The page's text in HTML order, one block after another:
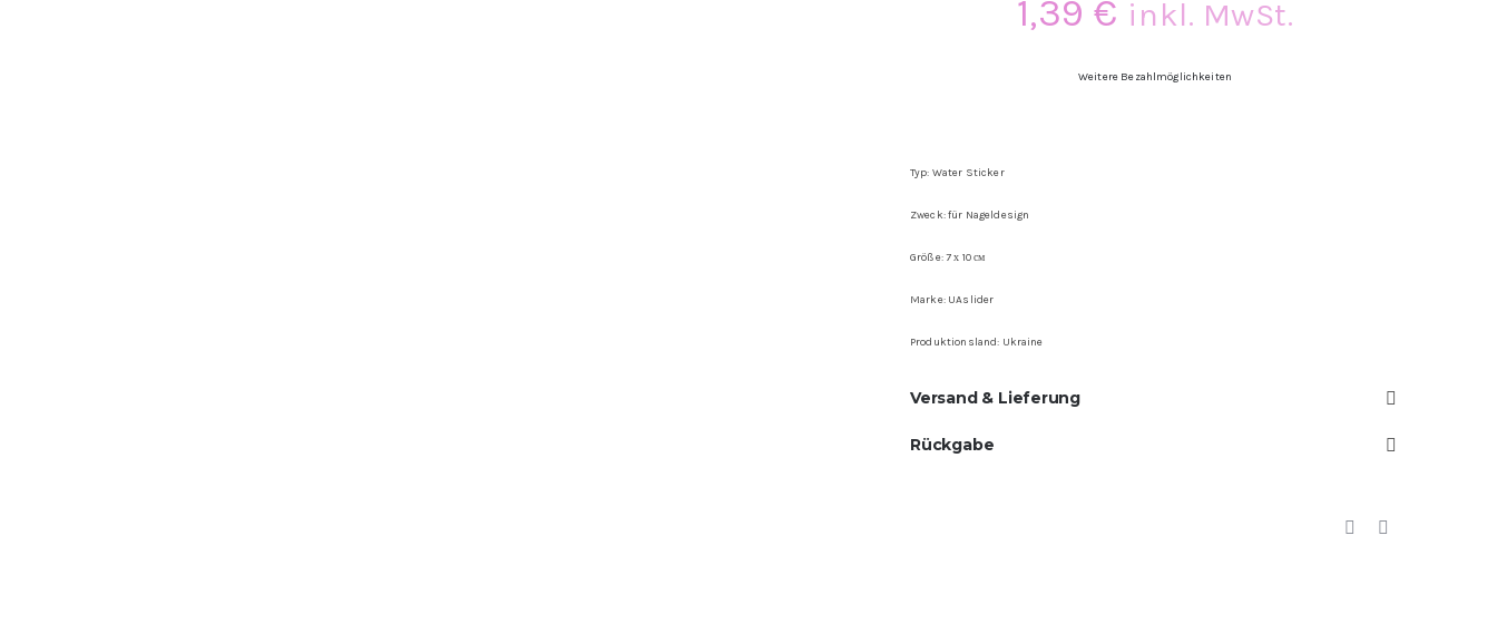
1,39€ inkl. MwSt.
Weitere Bezahlmöglichkeiten
Typ: Water Sticker
Zweck: für Nageldesign
Größe: 7 х 10 см
Marke: UAslider
Produktionsland: Ukraine
Versand & Lieferung
Rückgabe